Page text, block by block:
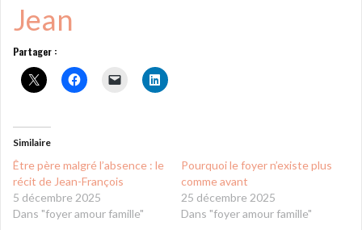
Jean
Partager :
Similaire
Être père malgré l’absence : le
récit de Jean-François
5 décembre 2025
Dans "foyer amour famille"
Pourquoi le foyer n’existe plus
comme avant
25 décembre 2025
Dans "foyer amour famille"